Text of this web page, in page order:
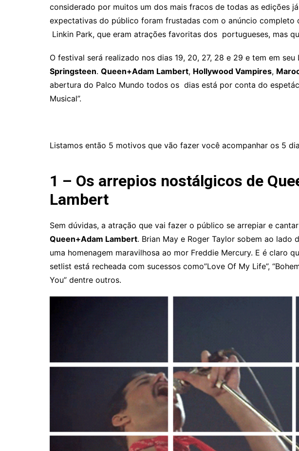
considerado por muitos um dos mais fracos de todas as edições
expectativas do público foram frustadas com o anúncio completo
Linkin Park, que eram atrações favoritas dos portugueses, mas
O festival será realizado nos dias 19, 20, 27, 28 e 29 e tem em seu
Springsteen. Queen+Adam Lambert, Hollywood Vampires,
abertura do Palco Mundo todos os dias está por conta do
Musical”.
Listamos então 5 motivos que vão fazer você acompanhar os 5
1 – Os arrepios nostálgicos de
Lambert
Sem dúvidas, a atração que vai fazer o público se arrepiar e
Queen+Adam Lambert. Brian May e Roger Taylor sobem ao lado
uma homenagem maravilhosa ao mor Freddie Mercury. E é claro
setlist está recheada com sucessos como”Love Of My Life”,
You” dentre outros.